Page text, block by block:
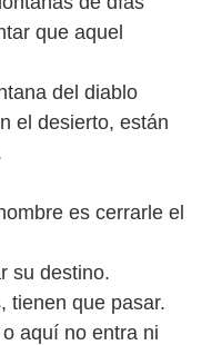
que aquel
del diablo
el desierto, están
es cerrarle el
su destino.
tienen que pasar.
aquí no entra ni